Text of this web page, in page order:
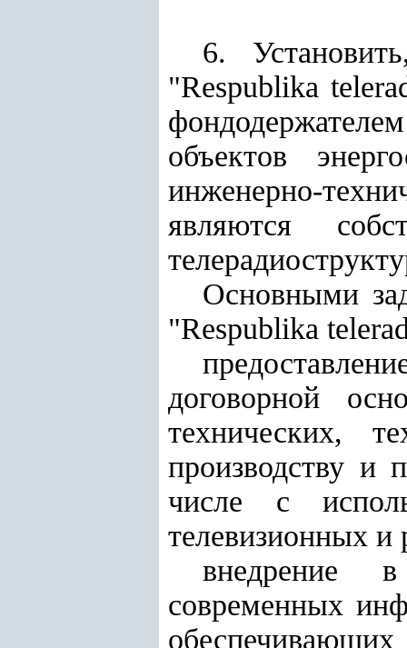
6.
"Respublika
объектов
инженерно-
являются
Основными
"Respublika
договорной
технических,
производству и
числе с
телевизионных и
внедрение в
современных